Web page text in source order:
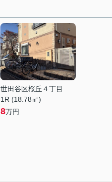
世田谷区桜丘４丁目
1R (18.78㎡)
8万円